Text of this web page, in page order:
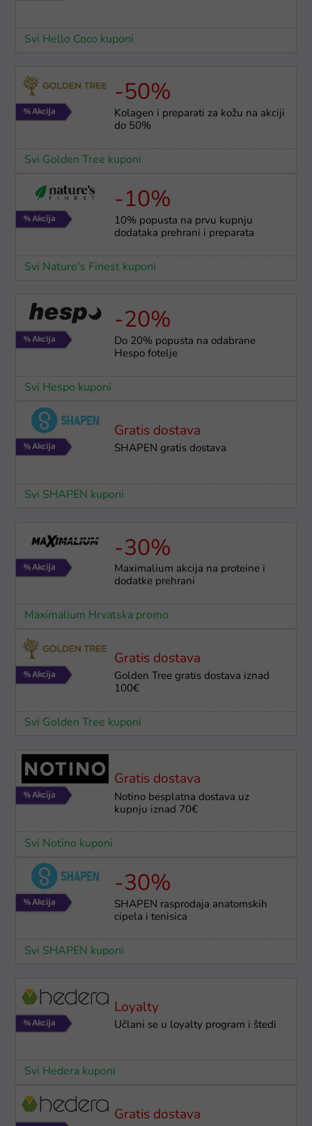
Svi Hello Coco kuponi
-50%
Kolagen i preparati za kožu na akciji
do 50%
Svi Golden Tree kuponi
-10%
10% popusta na prvu kupnju
dodataka prehrani i preparata
Svi Nature's Finest kuponi
-20%
Do 20% popusta na odabrane
Hespo fotelje
Svi Hespo kuponi
Gratis dostava
SHAPEN gratis dostava
Svi SHAPEN kuponi
-30%
Maximalium akcija na proteine i
dodatke prehrani
Maximalium Hrvatska promo
Gratis dostava
Golden Tree gratis dostava iznad
100€
Svi Golden Tree kuponi
Gratis dostava
Notino besplatna dostava uz
kupnju iznad 70€
Svi Notino kuponi
-30%
SHAPEN rasprodaja anatomskih
cipela i tenisica
Svi SHAPEN kuponi
Loyalty
Učlani se u loyalty program i štedi
Svi Hedera kuponi
Gratis dostava